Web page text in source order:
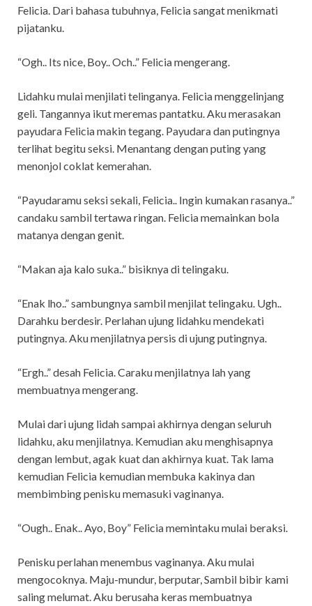
Felicia. Dari bahasa tubuhnya, Felicia sangat menikmati
pijatanku.
“Ogh.. Its nice, Boy.. Och..” Felicia mengerang.
Lidahku mulai menjilati telinganya. Felicia menggelinjang
geli. Tangannya ikut meremas pantatku. Aku merasakan
payudara Felicia makin tegang. Payudara dan putingnya
terlihat begitu seksi. Menantang dengan puting yang
menonjol coklat kemerahan.
“Payudaramu seksi sekali, Felicia.. Ingin kumakan rasanya..”
candaku sambil tertawa ringan. Felicia memainkan bola
matanya dengan genit.
“Makan aja kalo suka..” bisiknya di telingaku.
“Enak lho..” sambungnya sambil menjilat telingaku. Ugh..
Darahku berdesir. Perlahan ujung lidahku mendekati
putingnya. Aku menjilatnya persis di ujung putingnya.
“Ergh..” desah Felicia. Caraku menjilatnya lah yang
membuatnya mengerang.
Mulai dari ujung lidah sampai akhirnya dengan seluruh
lidahku, aku menjilatnya. Kemudian aku menghisapnya
dengan lembut, agak kuat dan akhirnya kuat. Tak lama
kemudian Felicia kemudian membuka kakinya dan
membimbing penisku memasuki vaginanya.
“Ough.. Enak.. Ayo, Boy” Felicia memintaku mulai beraksi.
Penisku perlahan menembus vaginanya. Aku mulai
mengocoknya. Maju-mundur, berputar, Sambil bibir kami
saling melumat. Aku berusaha keras membuatnya